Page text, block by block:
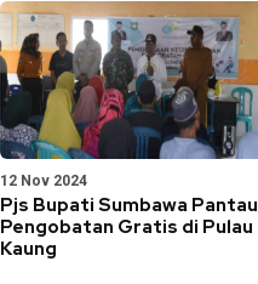
12 Nov 2024
Pjs Bupati Sumbawa Pantau
Pengobatan Gratis di Pulau
Kaung